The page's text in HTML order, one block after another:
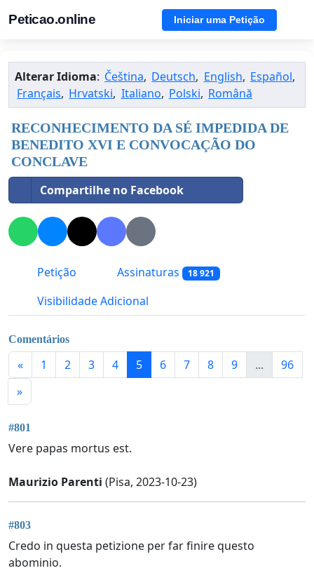
Peticao.online Iniciar uma Petição
Alterar Idioma: Čeština, Deutsch, English, Español,
Français, Hrvatski, Italiano, Polski, Română
RECONHECIMENTO DA SÉ IMPEDIDA DE
BENEDITO XVI E CONVOCAÇÃO DO
CONCLAVE
Compartilhe no Facebook
Petição Assinaturas 18 921
Visibilidade Adicional
Comentários
« 1 2 3 4 5 6 7 8 9 ...
96
»
#801
Vere papas mortus est.
Maurizio Parenti (Pisa, 2023-10-23)
#803
Credo in questa petizione per far finire questo
abominio.